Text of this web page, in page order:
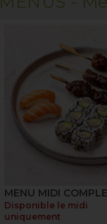
MENU MIDI
Disponible le midi
uniquement